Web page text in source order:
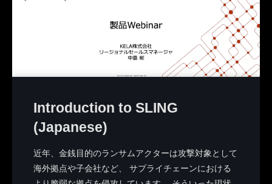
Introduction to SLING
(Japanese)
近年、金銭目的のランサムアクターは攻撃対象として
海外拠点や子会社など、 サプライチェーンにおける